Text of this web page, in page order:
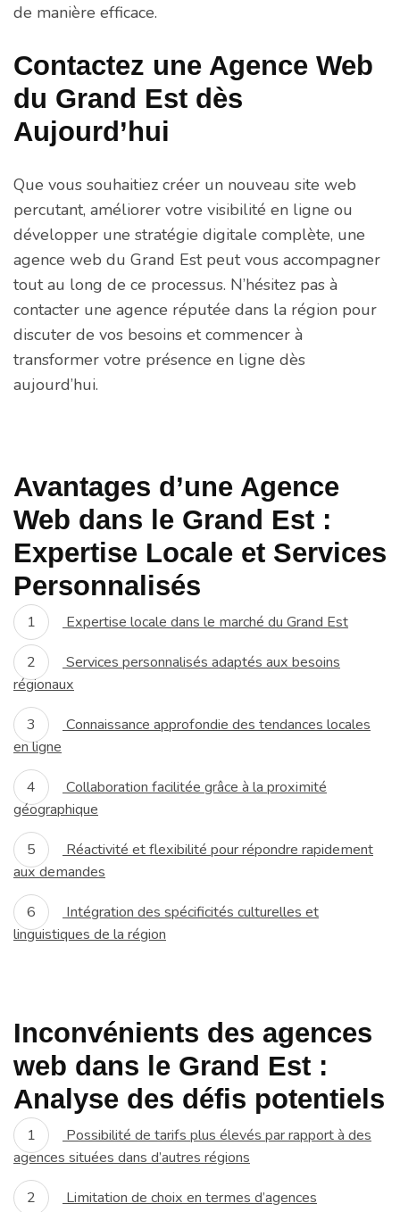
de manière efficace.
Contactez une Agence Web
du Grand Est dès
Aujourd’hui
Que vous souhaitiez créer un nouveau site web
percutant, améliorer votre visibilité en ligne ou
développer une stratégie digitale complète, une
agence web du Grand Est peut vous accompagner
tout au long de ce processus. N’hésitez pas à
contacter une agence réputée dans la région pour
discuter de vos besoins et commencer à
transformer votre présence en ligne dès
aujourd’hui.
Avantages d’une Agence
Web dans le Grand Est :
Expertise Locale et Services
Personnalisés
Expertise locale dans le marché du Grand Est
Services personnalisés adaptés aux besoins
régionaux
Connaissance approfondie des tendances locales
en ligne
Collaboration facilitée grâce à la proximité
géographique
Réactivité et flexibilité pour répondre rapidement
aux demandes
Intégration des spécificités culturelles et
linguistiques de la région
Inconvénients des agences
web dans le Grand Est :
Analyse des défis potentiels
Possibilité de tarifs plus élevés par rapport à des
agences situées dans d’autres régions
Limitation de choix en termes d’agences